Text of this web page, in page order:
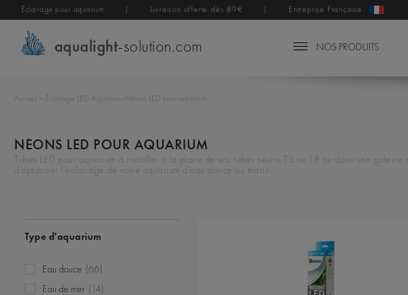
Éclairage pour aquarium Livraison offerte dès 89€ Entreprise Française
aqualight-solution.com NOS PRODUITS
Accueil Éclairage LED Aquarium Néons LED pour aquarium
NÉONS LED POUR AQUARIUM
Tubes LED pour aquarium à installer à la place de vos tubes néons T5 ou T8 ou dans une
d'optimiser l'éclairage de votre aquarium d'eau douce ou marin.
Type d'aquarium
Eau douce (66)
Eau de mer (14)